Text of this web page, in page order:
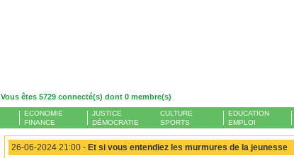
Vous êtes 5729 connecté(s) dont 0 membre(s)
ECONOMIE
FINANCE
JUSTICE
DÉMOCRATIE
CULTURE
SPORTS
EDUCATION
EMPLOI
26-06-2024 21:00 - Et si vous entendiez les murmures de la jeunesse